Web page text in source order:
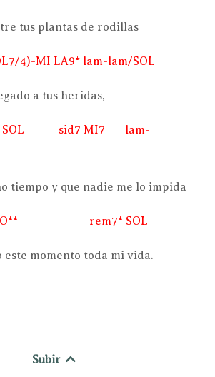
tus plantas de rodillas
4)-MI LA9* lam-lam/SOL
a tus heridas,
sid7 MI7 lam-
tiempo y que nadie me lo impida
rem7* SOL
este momento toda mi vida.
Subir